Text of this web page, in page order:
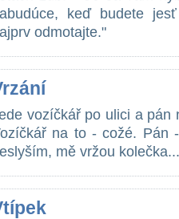
keď budete
odmotajte."
vozíčkář po ulici a pán
na to - cožé. Pán
mě vržou